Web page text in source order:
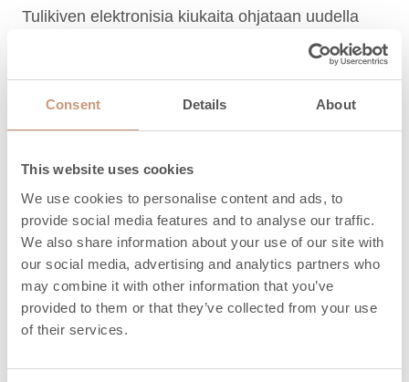
Consent Details About
This website uses cookies
We use cookies to personalise content and ads, to
provide social media features and to analyse our traffic.
We also share information about your use of our site with
our social media, advertising and analytics partners who
may combine it with other information that you’ve
provided to them or that they’ve collected from your use
of their services.
Tulikiven elektronisia kiukaita ohjataan uudella
Tulikivi Sauna Control Panel -kiuasohjaimella.
LUE LISÄÄ